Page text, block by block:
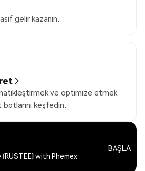
gelir kazanın.
ve optimize etmek
keşfedin.
with Phemex
BAŞLA